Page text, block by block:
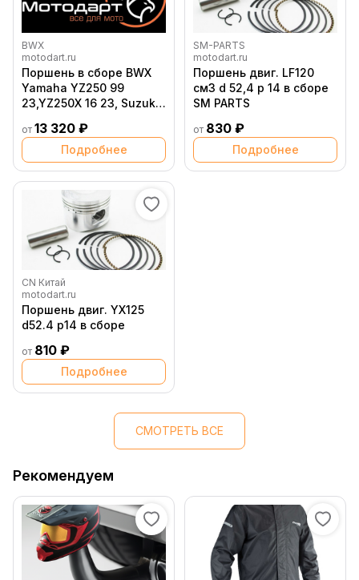
BWX
motodart.ru
Поршень в сборе BWX
Yamaha YZ250 99
23,YZ250X 16 23, Suzuki
от 13 320 ₽
Подробнее
SM-PARTS
motodart.ru
Поршень двиг. LF120
см3 d 52,4 p 14 в сборе
SM PARTS
от 830 ₽
Подробнее
CN Китай
motodart.ru
Поршень двиг. YX125
d52.4 p14 в сборе
от 810 ₽
Подробнее
СМОТРЕТЬ ВСЕ
Рекомендуем